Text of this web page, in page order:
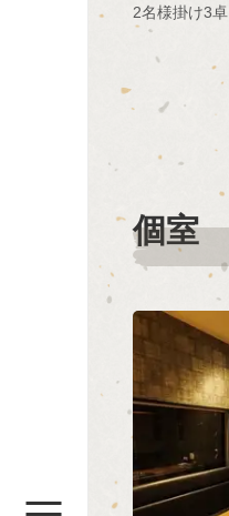
2名様掛け3卓
個室